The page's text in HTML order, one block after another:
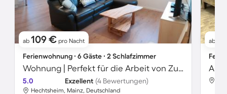
ab 109 € pro Nacht
Ferienwohnung ∙ 6 Gäste ∙ 2 Schlafzimmer
Wohnung | Perfekt für die Arbeit von Zuhause
5.0 Exzellent (4 Bewertungen)
Hechtsheim, Mainz, Deutschland
ab